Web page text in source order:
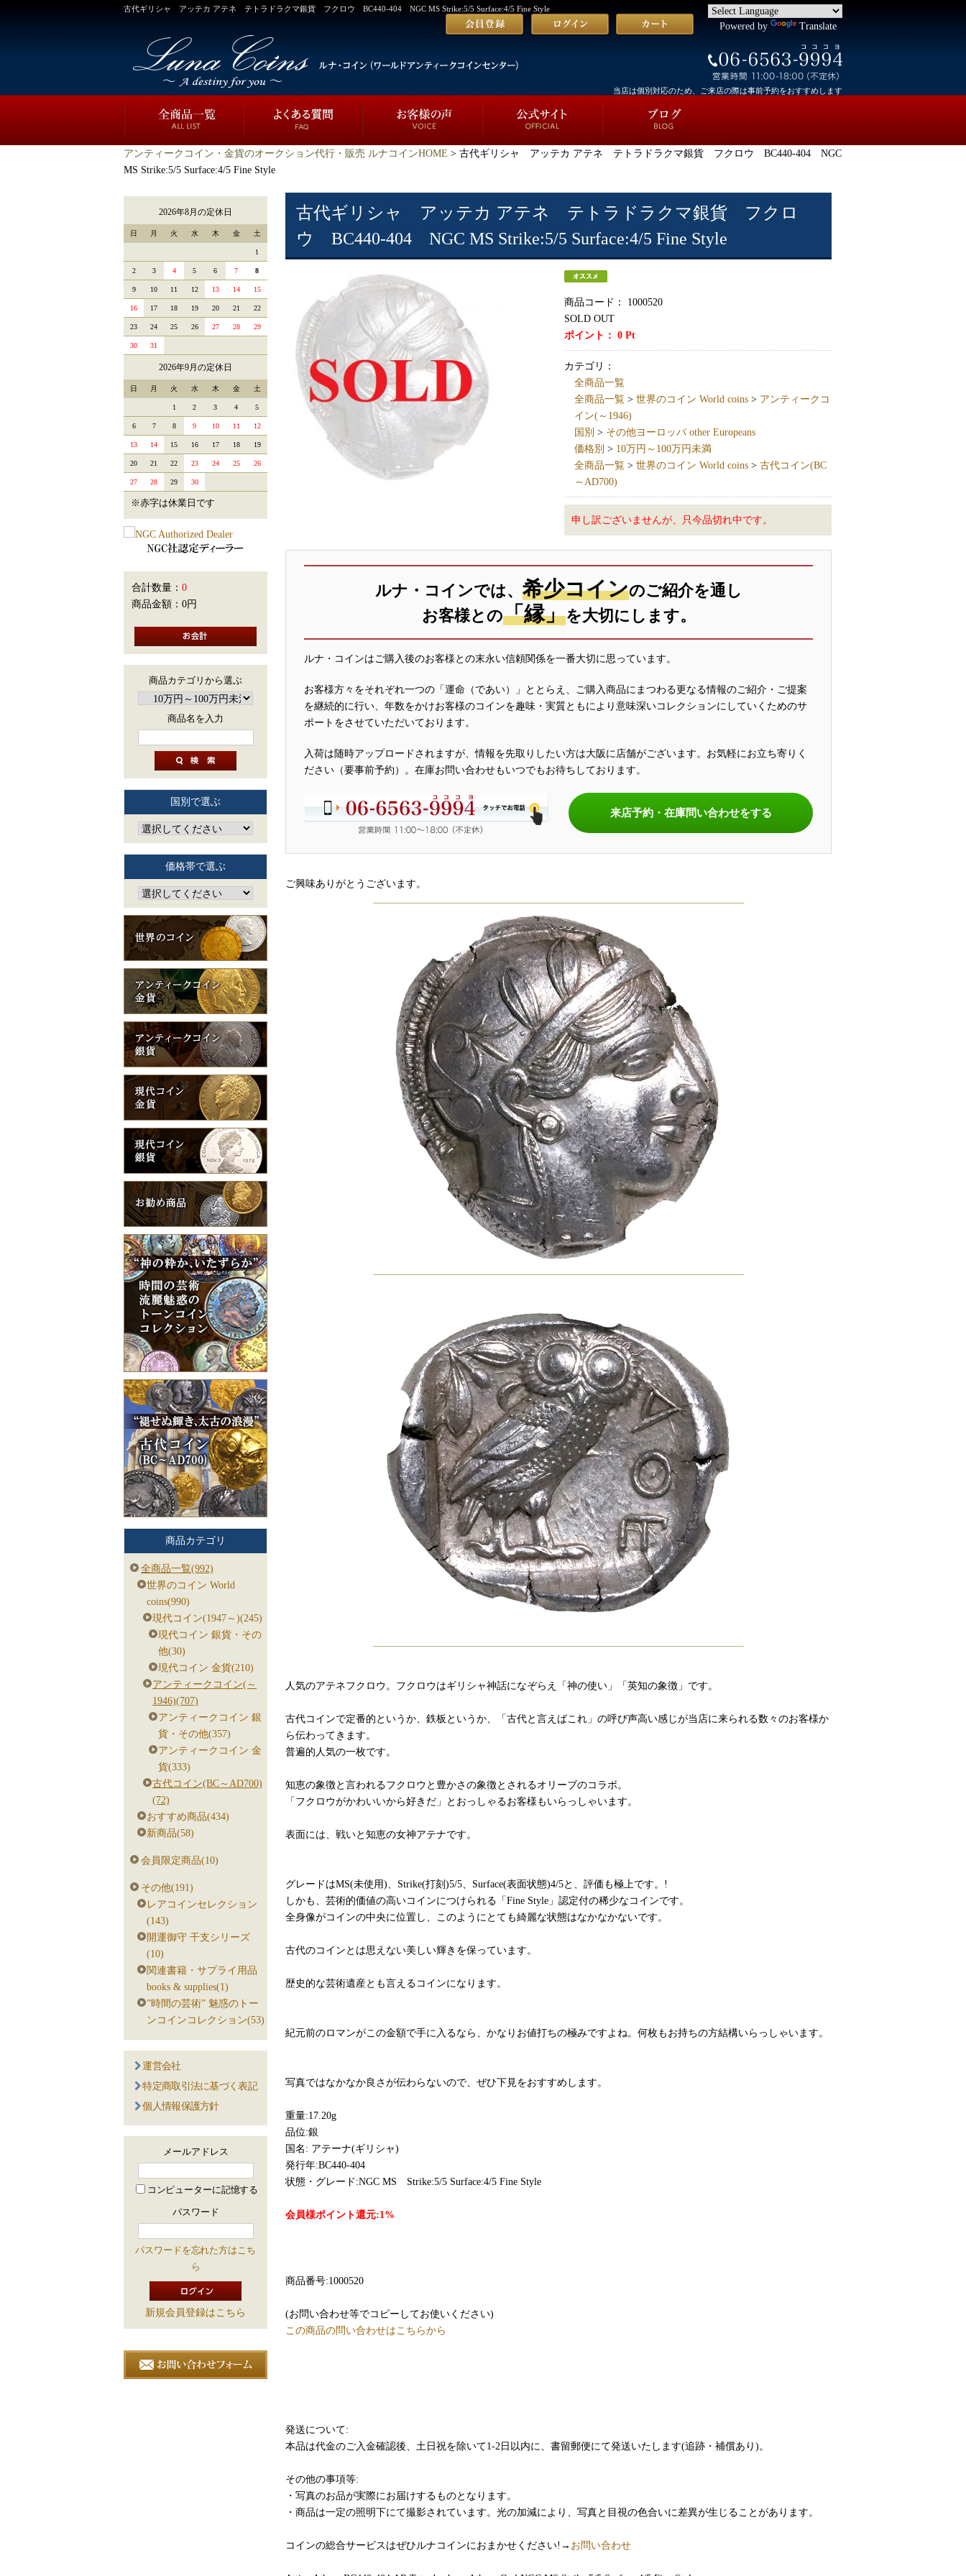
古代ギリシャ アッテカ アテネ テトラドラクマ銀貨 フクロウ BC440-404 NGC MS Strike:5/5 Surface:4/5 Fine Style
Powered by Translate
当店は個別対応のため、ご来店の際は事前予約をおすすめします
アンティークコイン・金貨のオークション代行・販売 ルナコインHOME > 古代ギリシャ アッテカ アテネ テトラドラクマ銀貨 フクロウ BC440-404 NGC
MS Strike:5/5 Surface:4/5 Fine Style
古代ギリシャ アッテカ アテネ テトラドラクマ銀貨 フクロ
ウ BC440-404 NGC MS Strike:5/5 Surface:4/5 Fine Style
商品コード：
1000520
SOLD OUT
ポイント： 0Pt
カテゴリ：
全商品一覧
全商品一覧> 世界のコイン World coins> アンティークコ
イン(～1946)
国別 > その他ヨーロッパ other Europeans
価格別 > 10万円～100万円未満
全商品一覧> 世界のコイン World coins> 古代コイン(BC
～AD700)
申し訳ございませんが、只今品切れ中です。
ルナ・コインでは、 希少コインのご紹介を通し
お客様との「縁」を大切にします。
ルナ・コインはご購入後のお客様との末永い信頼関係を一番大切に思っています。
お客様方々をそれぞれ一つの「運命（であい）」ととらえ、ご購入商品にまつわる更なる情報のご紹介・ご提案
を継続的に行い、年数をかけお客様のコインを趣味・実質ともにより意味深いコレクションにしていくためのサ
ポートをさせていただいております。
入荷は随時アップロードされますが、情報を先取りしたい方は大阪に店舗がございます。お気軽にお立ち寄りく
ださい（要事前予約）。在庫お問い合わせもいつでもお待ちしております。
来店予約・在庫問い合わせをする
ご興味ありがとうございます。
人気のアテネフクロウ。フクロウはギリシャ神話になぞらえ「神の使い」「英知の象徴」です。
古代コインで定番的というか、鉄板というか、「古代と言えばこれ」の呼び声高い感じが当店に来られる数々のお客様か
ら伝わってきます。
普遍的人気の一枚です。
知恵の象徴と言われるフクロウと豊かさの象徴とされるオリーブのコラボ。
「フクロウがかわいいから好きだ」とおっしゃるお客様もいらっしゃいます。
表面には、戦いと知恵の女神アテナです。
グレードはMS(未使用)、Strike(打刻)5/5、Surface(表面状態)4/5と、評価も極上です。!
しかも、芸術的価値の高いコインにつけられる「Fine Style」認定付の稀少なコインです。
全身像がコインの中央に位置し、このようにとても綺麗な状態はなかなかないです。
古代のコインとは思えない美しい輝きを保っています。
歴史的な芸術遺産とも言えるコインになります。
紀元前のロマンがこの金額で手に入るなら、かなりお値打ちの極みですよね。何枚もお持ちの方結構いらっしゃいます。
写真ではなかなか良さが伝わらないので、ぜひ下見をおすすめします。
重量:17.20g
品位:銀
国名: アテーナ(ギリシャ)
発行年:BC440-404
状態・グレード:NGC MS Strike:5/5 Surface:4/5 Fine Style
会員様ポイント還元:1%
商品番号:1000520
(お問い合わせ等でコピーしてお使いください)
この商品の問い合わせはこちらから
発送について:
本品は代金のご入金確認後、土日祝を除いて1-2日以内に、書留郵便にて発送いたします(追跡・補償あり)。
その他の事項等:
・写真のお品が実際にお届けするものとなります。
・商品は一定の照明下にて撮影されています。光の加減により、写真と目視の色合いに差異が生じることがあります。
コインの総合サービスはぜひルナコインにおまかせください!→ お問い合わせ
2026年8月の定休日
日 月 火 水 木 金 土
1
2 3 4 5 6 7 8
9 10 11 12 13 14 15
16 17 18 19 20 21 22
23 24 25 26 27 28 29
30 31
2026年9月の定休日
日 月 火 水 木 金 土
1 2 3 4 5
6 7 8 9 10 11 12
13 14 15 16 17 18 19
20 21 22 23 24 25 26
27 28 29 30
※赤字は休業日です
合計数量： 0
商品金額： 0円
商品カテゴリから選ぶ
商品名を入力
国別で選ぶ
価格帯で選ぶ
商品カテゴリ
全商品一覧(992)
世界のコイン World
coins(990)
現代コイン(1947～)(245)
現代コイン 銀貨・その
他(30)
現代コイン 金貨(210)
アンティークコイン(～
1946)(707)
アンティークコイン 銀
貨・その他(357)
アンティークコイン 金
貨(333)
古代コイン(BC～AD700)
(72)
おすすめ商品(434)
新商品(58)
会員限定商品(10)
その他(191)
レアコインセレクション
(143)
開運御守 干支シリーズ
(10)
関連書籍・サプライ用品
books & supplies(1)
”時間の芸術” 魅惑のトー
ンコインコレクション(53)
運営会社
特定商取引法に基づく表記
個人情報保護方針
メールアドレス
コンピューターに記憶する
パスワード
パスワードを忘れた方はこち
ら
新規会員登録はこちら